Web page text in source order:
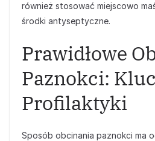
również stosować miejscowo
środki antyseptyczne.
Prawidłowe
Paznokci:
Profilaktyki
Sposób obcinania paznokci ma